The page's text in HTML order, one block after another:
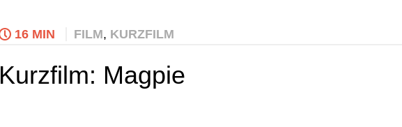
16 MIN FILM, KURZFILM
Kurzfilm: Magpie